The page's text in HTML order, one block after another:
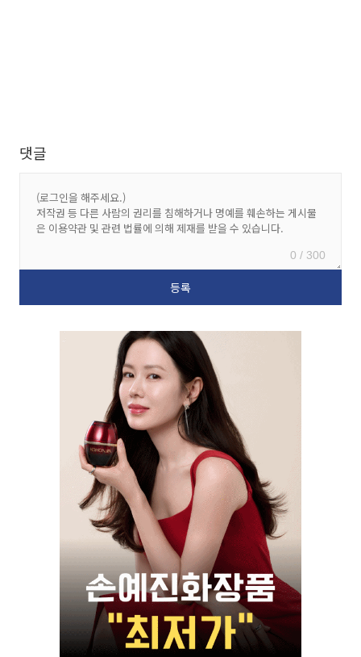
댓글
0 / 300